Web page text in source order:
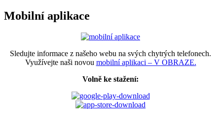
Mobilní aplikace
Sledujte informace z našeho webu na svých chytrých telefonech.
Využívejte naši novou mobilní aplikaci – V OBRAZE.
Volně ke stažení: